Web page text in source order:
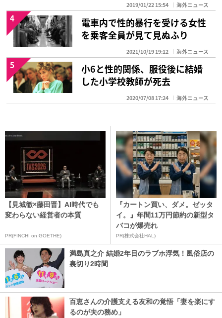
2019/01/22 15:54 海外ニュース
電車内で性的暴行を受ける女性
を乗客全員が見て見ぬふり
2021/10/19 19:12 海外ニュース
4
小6と性的関係、服役後に結婚
した小学校教師が死去
2020/07/08 17:24 海外ニュース
5
【見城徹×藤田晋】AI時代でも
変わらない経営者の本質
PR(FINCHI on GOETHE)
『カートン買い、ダメ。ゼッタ
イ。』年間11万円節約の新型タ
バコが爆売れ
PR(株式会社HAL)
満島真之介 結婚2年目のラブホ浮気！風俗店の
裏切り2時間
百恵さんの介護支える友和の覚悟「妻を楽にす
るのが夫の務め」